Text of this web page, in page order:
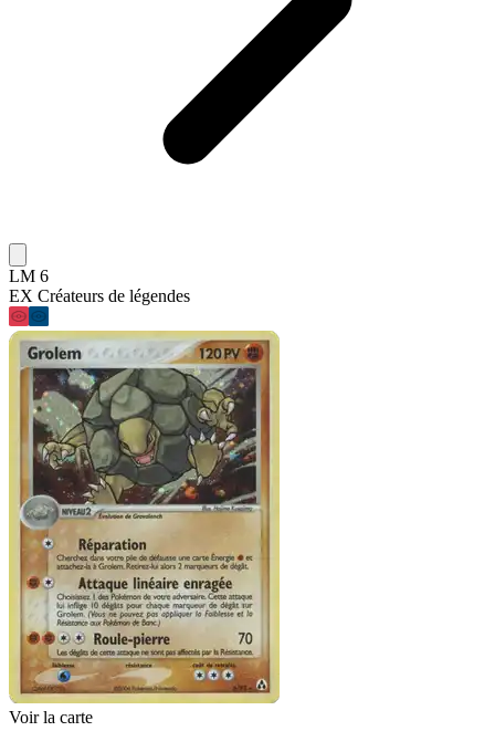
LM 6
EX Créateurs de légendes
Voir la carte